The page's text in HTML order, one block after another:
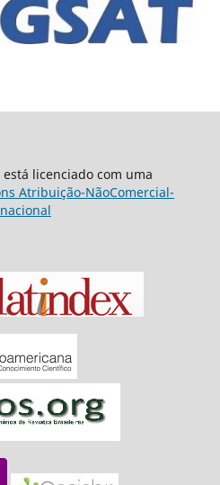
licenciado com uma
Atribuição-NãoComercial-